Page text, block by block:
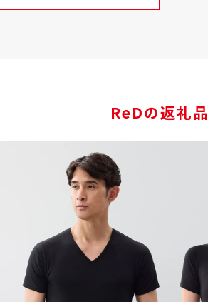
ReDの返礼品